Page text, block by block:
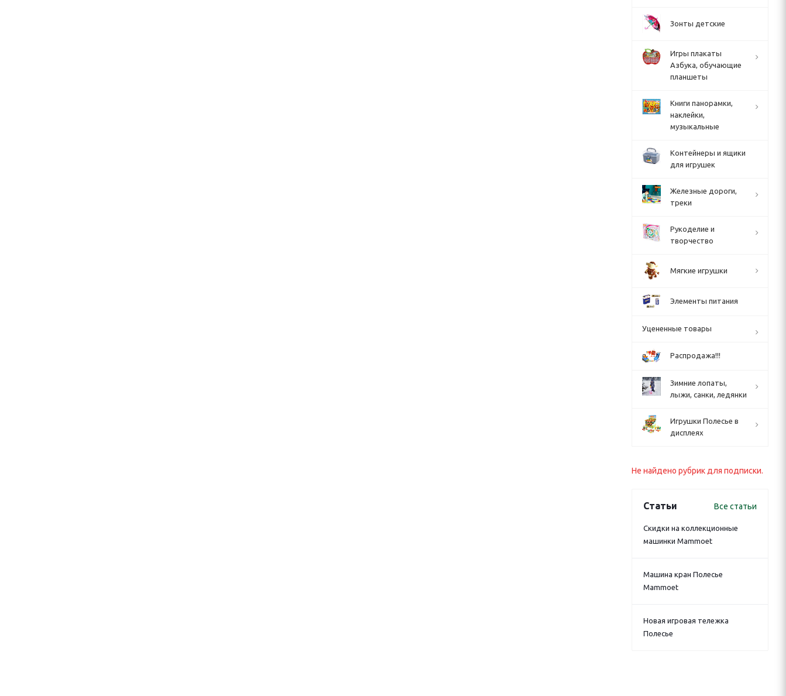
Зонты детские
Игры плакаты
Азбука, обучающие
планшеты
Книги панорамки,
наклейки,
музыкальные
Контейнеры и ящики
для игрушек
Железные дороги,
треки
Рукоделие и
творчество
Мягкие игрушки
Элементы питания
Уцененные товары
Распродажа!!!
Зимние лопаты,
лыжи, санки, ледянки
Игрушки Полесье в
дисплеях
Не найдено рубрик для подписки.
Статьи Все статьи
Скидки на коллекционные
машинки Mammoet
Машина кран Полесье
Mammoet
Новая игровая тележка
Полесье